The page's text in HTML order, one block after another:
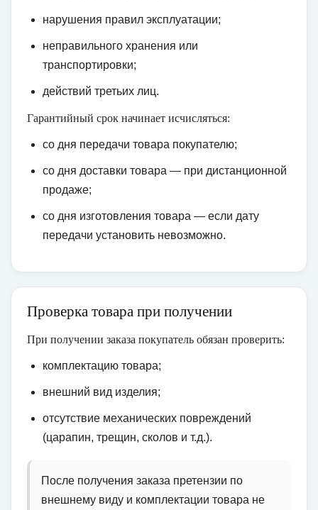
нарушения правил эксплуатации;
неправильного хранения или
транспортировки;
действий третьих лиц.
Гарантийный срок начинает исчисляться:
со дня передачи товара покупателю;
со дня доставки товара — при дистанционной
продаже;
со дня изготовления товара — если дату
передачи установить невозможно.
Проверка товара при получении
При получении заказа покупатель обязан проверить:
комплектацию товара;
внешний вид изделия;
отсутствие механических повреждений
(царапин, трещин, сколов и т.д.).
После получения заказа претензии по
внешнему виду и комплектации товара не